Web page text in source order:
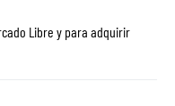
Libre y para adquirir